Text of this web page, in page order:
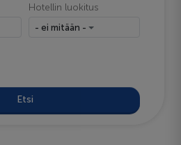
Hotellin luokitus
- ei mitään -
Etsi